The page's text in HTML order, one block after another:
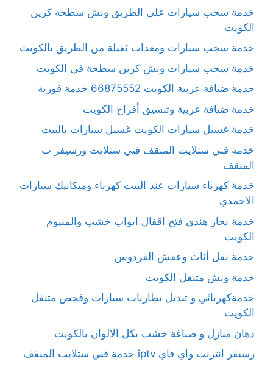
خدمة سحب سيارات على الطريق ونش سطحة كرين
الكويت
خدمة سحب سيارات ومعدات ثقيلة من الطريق بالكويت
خدمة سحب سيارات ونش كرين سطحة في الكويت
خدمة ضيافة عربية الكويت 66875552 خدمة فورية
خدمة ضيافة عربية وتنسيق أفراح الكويت
خدمة غسيل سيارات الكويت غسيل سيارات بالبيت
خدمة فني ستلايت المنقف فني ستلايت ورسيفر ب
المنقف
خدمة كهرباء سيارات عند البيت كهرباء وميكانيك سيارات
الاحمدي
خدمة نجار هندي فتح اقفال ابواب خشب والمنيوم
الكويت
خدمة نقل أثاث وعفش الفردوس
خدمة ونش متنقل الكويت
خدمةكهربائي و تبديل بطاريات سيارات وفحص متنقل
الكويت
دهان منازل و صباغة خشب بكل الالوان بالكويت
رسيفر انترنت واي فاي iptv خدمة فني ستلايت المنقف